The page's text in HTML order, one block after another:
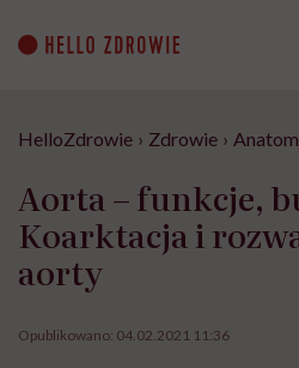
content
HelloZdrowie › Zdrowie ›
Aorta – funkcje,
Koarktacja i
aorty
Opublikowano: 04.02.2021 11:36